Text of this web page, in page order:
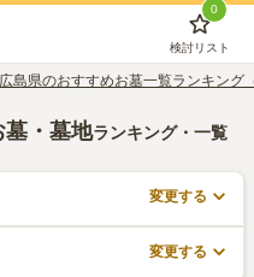
0
検討リスト
広島県のおすすめお墓一覧ランキング
墓・墓地ランキング・一覧
変更する
変更する